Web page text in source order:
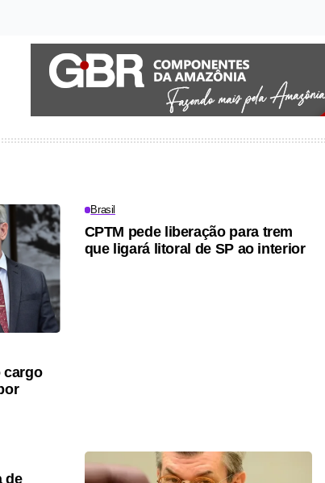
cargo
Brasil
CPTM pede liberação para trem
que ligará litoral de SP ao interior
de